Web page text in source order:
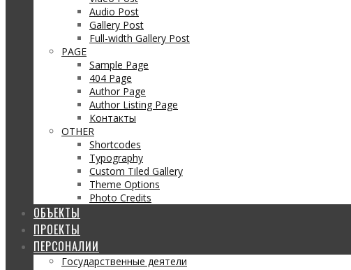
Audio Post
Gallery Post
Full-width Gallery Post
PAGE
Sample Page
404 Page
Author Page
Author Listing Page
Контакты
OTHER
Shortcodes
Typography
Custom Tiled Gallery
Theme Options
Photo Credits
ОБЪЕКТЫ
ПРОЕКТЫ
ПЕРСОНАЛИИ
Государственные деятели